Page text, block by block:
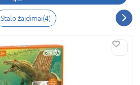
Stalo žaidimai(4)